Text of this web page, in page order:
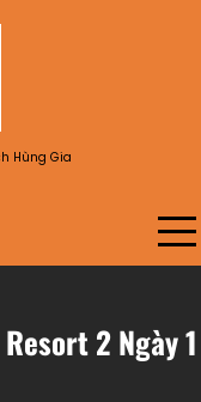
Hùng Gia
2 Ngày 1